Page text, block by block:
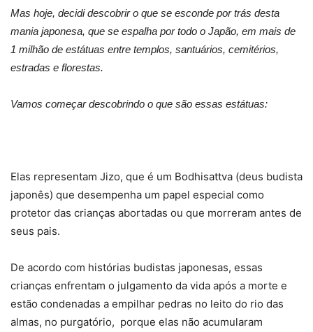
Mas hoje, decidi descobrir o que se esconde por trás desta
mania japonesa, que se espalha por todo o Japão, em mais de
1 milhão de estátuas entre templos, santuários, cemitérios,
estradas e florestas.
Vamos começar descobrindo o que são essas estátuas:
Elas representam Jizo, que é um Bodhisattva (deus budista
japonês) que desempenha um papel especial como
protetor das crianças abortadas ou que morreram antes de
seus pais.
De acordo com histórias budistas japonesas, essas
crianças enfrentam o julgamento da vida após a morte e
estão condenadas a empilhar pedras no leito do rio das
almas, no purgatório, porque elas não acumularam